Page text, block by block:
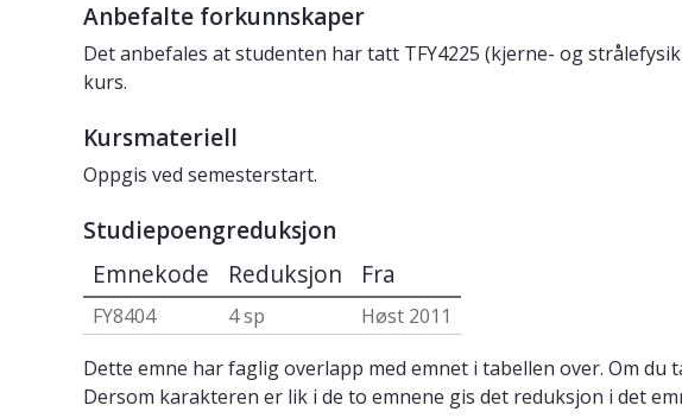
Anbefalte forkunnskaper
Det anbefales at studenten har tatt TFY4225 (kjerne- og
kurs.
Kursmateriell
Oppgis ved semesterstart.
Studiepoengreduksjon
Emnekode Reduksjon Fra
FY8404 4 sp
Høst 2011
Dette emne har faglig overlapp med emnet i tabellen over. Om
Dersom karakteren er lik i de to emnene gis det reduksjon i det